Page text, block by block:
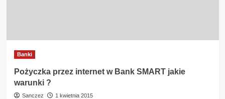
Banki
Pożyczka przez internet w Bank SMART jakie
warunki ?
Sanczez 1 kwietnia 2015